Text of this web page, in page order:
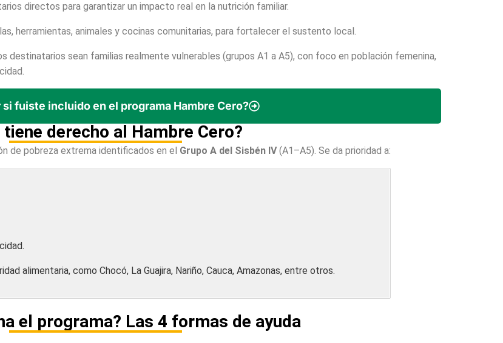
directos para garantizar un impacto real en la nutrición familiar.
herramientas, animales y cocinas comunitarias, para fortalecer el sustento local.
destinatarios sean familias realmente vulnerables (grupos A1 a A5), con foco en población femenina,
si fuiste incluido en el programa Hambre Cero?
tiene derecho al Hambre Cero?
de pobreza extrema identificados en el Grupo A del Sisbén IV(A1–A5). Se da prioridad a:
alimentaria, como Chocó, La Guajira, Nariño, Cauca, Amazonas, entre otros.
el programa? Las 4 formas de ayuda